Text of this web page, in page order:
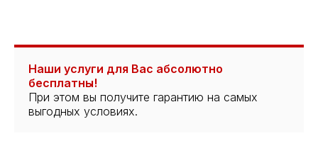
Наши услуги для Вас абсолютно
бесплатны!
При этом вы получите гарантию на самых
выгодных условиях.